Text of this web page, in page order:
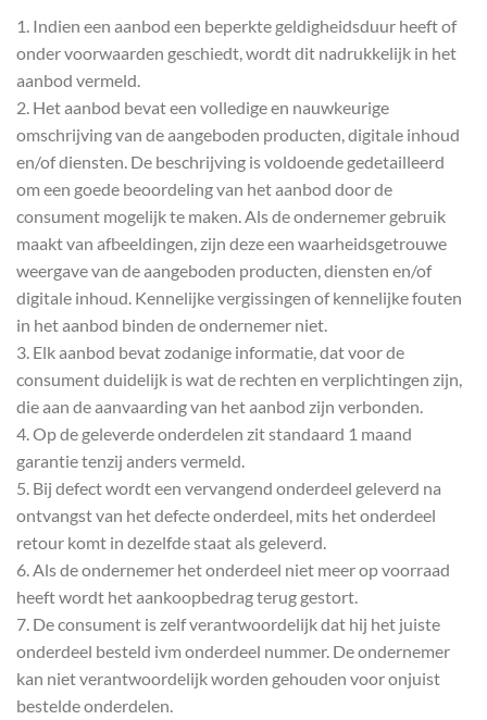
1. Indien een aanbod een beperkte geldigheidsduur heeft of
onder voorwaarden geschiedt, wordt dit nadrukkelijk in het
aanbod vermeld.
2. Het aanbod bevat een volledige en nauwkeurige
omschrijving van de aangeboden producten, digitale inhoud
en/of diensten. De beschrijving is voldoende gedetailleerd
om een goede beoordeling van het aanbod door de
consument mogelijk te maken. Als de ondernemer gebruik
maakt van afbeeldingen, zijn deze een waarheidsgetrouwe
weergave van de aangeboden producten, diensten en/of
digitale inhoud. Kennelijke vergissingen of kennelijke fouten
in het aanbod binden de ondernemer niet.
3. Elk aanbod bevat zodanige informatie, dat voor de
consument duidelijk is wat de rechten en verplichtingen zijn,
die aan de aanvaarding van het aanbod zijn verbonden.
4. Op de geleverde onderdelen zit standaard 1 maand
garantie tenzij anders vermeld.
5. Bij defect wordt een vervangend onderdeel geleverd na
ontvangst van het defecte onderdeel, mits het onderdeel
retour komt in dezelfde staat als geleverd.
6. Als de ondernemer het onderdeel niet meer op voorraad
heeft wordt het aankoopbedrag terug gestort.
7. De consument is zelf verantwoordelijk dat hij het juiste
onderdeel besteld ivm onderdeel nummer. De ondernemer
kan niet verantwoordelijk worden gehouden voor onjuist
bestelde onderdelen.